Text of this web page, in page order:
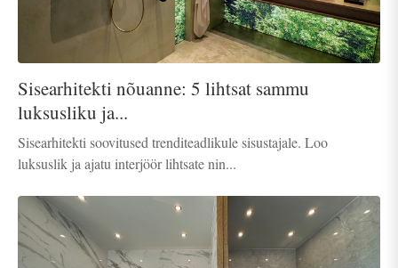
Sisearhitekti nõuanne: 5 lihtsat sammu
luksusliku ja...
Sisearhitekti soovitused trenditeadlikule sisustajale. Loo
luksuslik ja ajatu interjöör lihtsate nin...